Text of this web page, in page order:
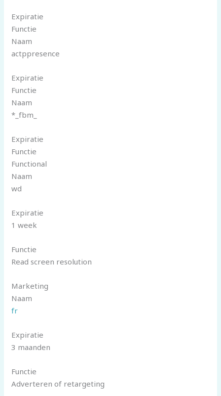
Expiratie
Functie
Naam
actppresence
Expiratie
Functie
Naam
*_fbm_
Expiratie
Functie
Functional
Naam
wd
Expiratie
1 week
Functie
Read screen resolution
Marketing
Naam
fr
Expiratie
3 maanden
Functie
Adverteren of retargeting